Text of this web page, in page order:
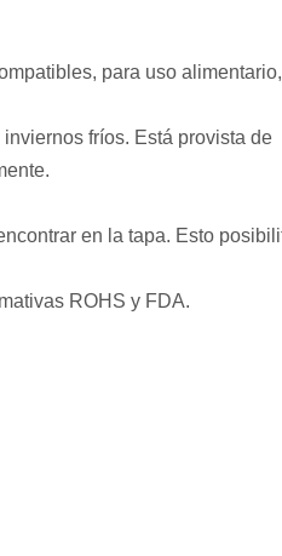
para uso alimentario,
fríos. Está provista de
en la tapa. Esto
ROHS y FDA.